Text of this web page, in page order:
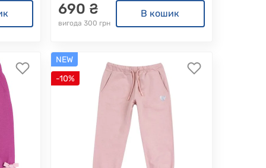
690 ₴
вигода 300 грн
В кошик
NEW
-10%